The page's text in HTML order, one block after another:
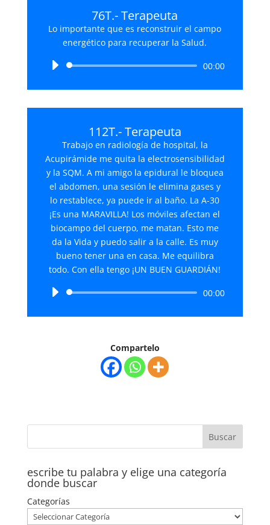
76T.- Terapeuta
Lo importante que es reconstruir el campo
energético para recuperar la Salud.
Reproductor
audio
00:00
112T.- Terapeuta
Trabajo en radiología de hospital, la
Acupirámide me quita la electrosensibilidad
y la SQM. A mi amigo la epidural le bloquea
el abdomen, una sesión le elimina gases y
lo restablece, ya puede ir al baño. La A-30
¡Es una MARAVILLA! Los móviles afectan el
biocampo del cuerpo, me matan. Esto me
da la Vida y puedo salir a la calle. Es muy
bueno tener una en casa. Me equilibra
todo. Con ella tengo ¡UN BUEN GUARDIÁN!
Reproductor
audio
00:00
Compartelo
escribe tu palabra y elige una categoría
donde buscar
Categorías